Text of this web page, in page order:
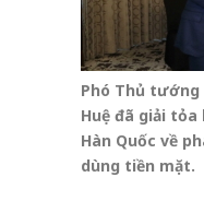
Phó Thủ tướng
Huệ đã giải
Hàn Quốc về
dùng tiền mặt.